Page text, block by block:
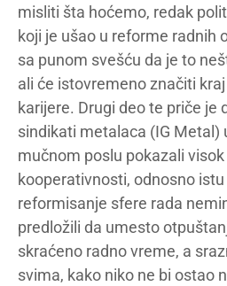
misliti šta hoćemo, redak
koji je ušao u reforme radnih
sa punom svešću da je to
ali će istovremeno značiti
karijere. Drugi deo te priče je
sindikati metalaca (IG Metal)
mučnom poslu pokazali
kooperativnosti, odnosno
reformisanje sfere rada
predložili da umesto
skraćeno radno vreme, a
svima, kako niko ne bi ostao